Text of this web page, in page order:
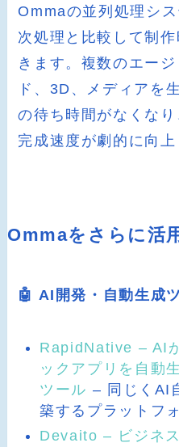
Ommaの並列処理シ
次処理と比較して制
きます。複数のエー
ド、3D、メディアを
の待ち時間がなくな
完成速度が劇的に向上
Ommaをさらに活
🤖 AI開発・自動生成
RapidNative – AI
ックアプリを自動
ツール – 同じくAI
築するプラットフ
Devaito – ビジネ